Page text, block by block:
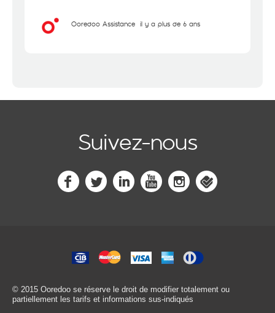
Ooredoo Assistance il y a plus de 6 ans
Suivez-nous
© 2015 Ooredoo se réserve le droit de modifier totalement ou
partiellement les tarifs et informations sus-indiqués